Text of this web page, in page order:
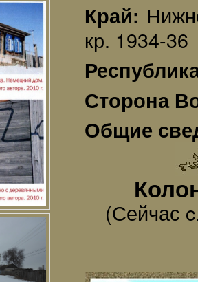
Край:
кр. 1934-36
Сторона
Общие
(Сейчас